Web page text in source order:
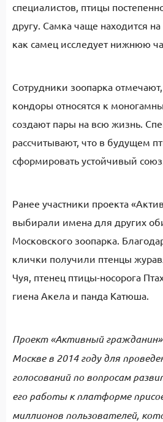
специалистов, птицы
другу. Самка чаще находится
как самец исследует нижнюю
Сотрудники зоопарка
кондоры относятся к
создают пары на всю жизнь.
рассчитывают, что в будущем
сформировать устойчивый
Ранее участники проекта
выбирали имена для других
Московского зоопарка.
клички получили птенцы
Чуя, птенец птицы-носорога
гиена Акела и панда Катюша.
Проект «Активный
Москве в 2014 году для
голосований по вопросам
его работы к платформе
миллионов пользователей,